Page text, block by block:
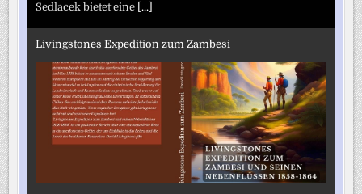
Sedlacek bietet eine [...]
Livingstones Expedition zum Zambesi